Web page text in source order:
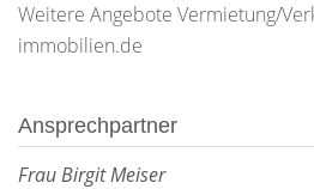
Weitere Angebote Vermietung/
immobilien.de
Ansprechpartner
Frau Birgit Meiser